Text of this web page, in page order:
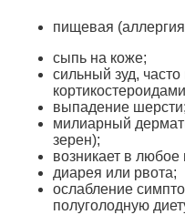
пищевая
сыпь на коже;
сильный зуд,
выпадение шерсти;
милиарный
зерен);
возникает в любое
диарея или рвота;
ослабление
полуголодную